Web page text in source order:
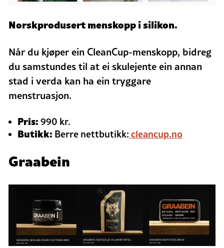
Norskprodusert menskopp i silikon.
Når du kjøper ein CleanCup-menskopp, bidreg
du samstundes til at ei skulejente ein annan
stad i verda kan ha ein tryggare
menstruasjon.
Pris:990 kr.
Butikk: Berre nettbutikk:cleancup.no
Graabein